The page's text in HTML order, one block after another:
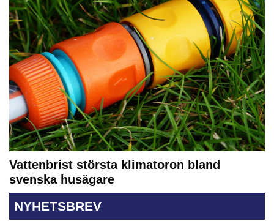
Vattenbrist största klimatoron bland
svenska husägare
NYHETSBREV